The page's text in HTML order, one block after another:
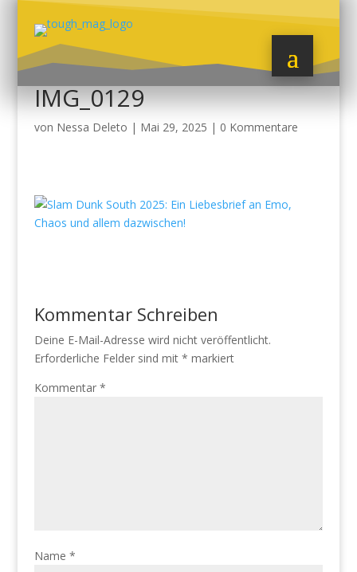
IMG_0129
von Nessa Deleto | Mai 29, 2025 | 0 Kommentare
Kommentar Schreiben
Deine E-Mail-Adresse wird nicht veröffentlicht.
Erforderliche Felder sind mit * markiert
Kommentar *
Name *